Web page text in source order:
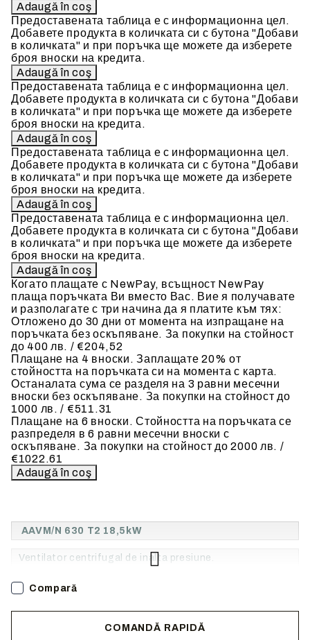
AAVM/N 630 T2 18,5kW
Ventilator centrifugal de inalta presiune.
Предоставената таблица е с информационна цел.
Добавете продукта в количката си с бутона "Добави
в количката" и при поръчка ще можете да изберете
броя вноски на кредита.
Предоставената таблица е с информационна цел.
Добавете продукта в количката си с бутона "Добави
в количката" и при поръчка ще можете да изберете
броя вноски на кредита.
Предоставената таблица е с информационна цел.
Добавете продукта в количката си с бутона "Добави
в количката" и при поръчка ще можете да изберете
броя вноски на кредита.
Предоставената таблица е с информационна цел.
Добавете продукта в количката си с бутона "Добави
в количката" и при поръчка ще можете да изберете
броя вноски на кредита.
Когато плащате с NewPay, всъщност NewPay
плаща поръчката Ви вместо Вас. Вие я получавате
и разполагате с три начина да я платите към тях:
Отложено до 30 дни от момента на изпращане на
поръчката без оскъпяване. За покупки на стойност
до 400 лв. / €204,52
Плащане на 4 вноски. Заплащате 20% от
стойността на поръчката си на момента с карта.
Останалата сума се разделя на 3 равни месечни
вноски без оскъпяване. За покупки на стойност до
1000 лв. / €511.31
Плащане на 6 вноски. Стойността на поръчката се
разпределя в 6 равни месечни вноски с
оскъпяване. За покупки на стойност до 2000 лв. /
€1022.61
COMANDĂ RAPIDĂ
Compară